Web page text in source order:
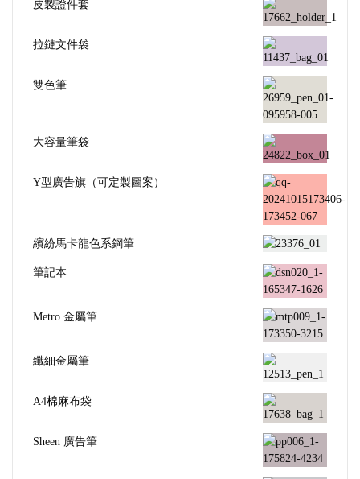
皮製證件套
拉鏈文件袋
雙色筆
大容量筆袋
Y型廣告旗（可定製圖案）
繽紛馬卡龍色系鋼筆
筆記本
Metro 金屬筆
纖細金屬筆
A4棉麻布袋
Sheen 廣告筆